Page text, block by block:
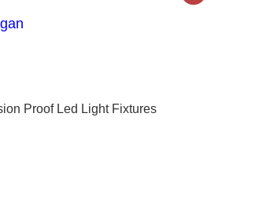
Proof Led Light Fixtures